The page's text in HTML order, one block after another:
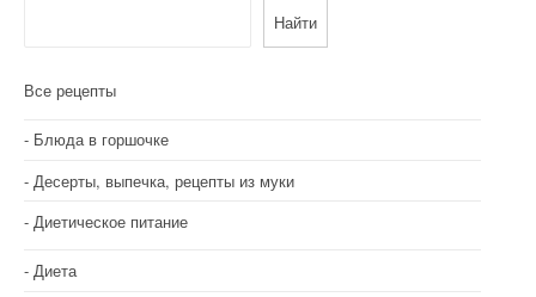
ц
и
я
п
о
Найти
Все рецепты
Блюда в горшочке
Десерты, выпечка, рецепты из муки
Диетическое питание
Диета